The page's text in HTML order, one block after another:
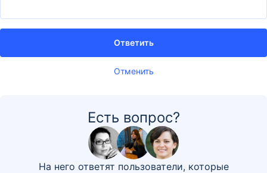
Отменить
Ответить
Есть вопрос?
На него ответят пользователи, которые